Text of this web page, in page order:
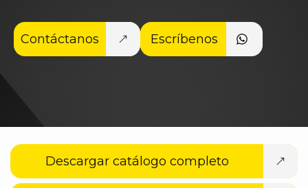
Contáctanos Escríbenos
Descargar catálogo completo